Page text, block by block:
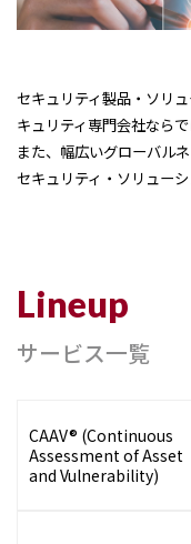
セキュリティ製品・ソリ
キュリティ専門会社なら
また、幅広いグローバル
セキュリティ・ソリュー
サービス一覧
CAAV® (Continuous
Assessment of Asset
and Vulnerability)